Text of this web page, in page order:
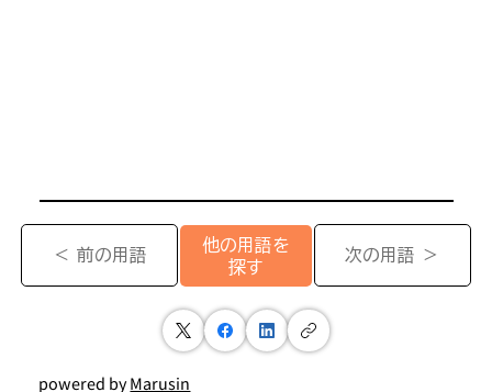
＜ 前の用語
他の用語を
探す
次の用語 ＞
powered byMarusin